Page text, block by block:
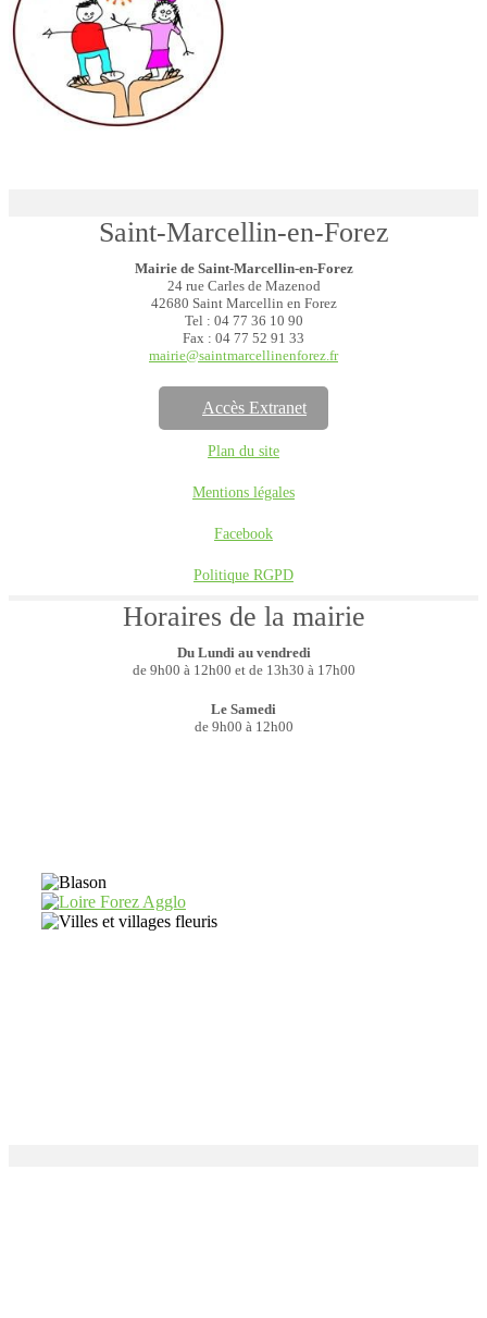
Saint-Marcellin-en-Forez
Mairie de Saint-Marcellin-en-Forez
24 rue Carles de Mazenod
42680 Saint Marcellin en Forez
Tel : 04 77 36 10 90
Fax : 04 77 52 91 33
mairie@saintmarcellinenforez.fr
Accès Extranet
Plan du site
Mentions légales
Facebook
Politique RGPD
Horaires de la mairie
Du Lundi au vendredi
de 9h00 à 12h00 et de 13h30 à 17h00
Le Samedi
de 9h00 à 12h00